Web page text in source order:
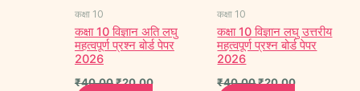
कक्षा 10
कक्षा 10 विज्ञान अति लघु
महत्वपूर्ण प्रश्न बोर्ड पेपर
2026
₹40.00₹20.00
कक्षा 10
कक्षा 10 विज्ञान लघु उत्तरीय
महत्वपूर्ण प्रश्न बोर्ड पेपर
2026
₹40.00₹20.00